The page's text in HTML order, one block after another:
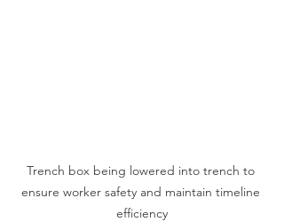
Trench box being lowered into trench to
ensure worker safety and maintain timeline
efficiency